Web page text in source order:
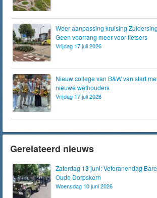
Weer aanpassing kruising
Geen voorrang meer voor fietsers
Vrijdag 17 juli 2026
Nieuw college van B&W van start
nieuwe wethouders
Vrijdag 17 juli 2026
Gerelateerd nieuws
Zaterdag 13 juni: Veteranendag
Oude Dorpskern
Woensdag 10 juni 2026